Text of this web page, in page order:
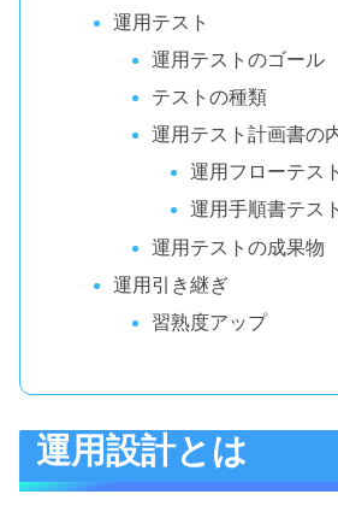
運用テスト
運用テストのゴール
テストの種類
運用テスト計画書の
運用フローテス
運用手順書テス
運用テストの成果物
運用引き継ぎ
習熟度アップ
運用設計とは